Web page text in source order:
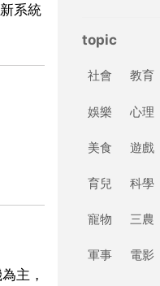
系統
主，
topic
社會 教育
娛樂 心理
美食 遊戲
育兒 科學
寵物 三農
軍事 電影